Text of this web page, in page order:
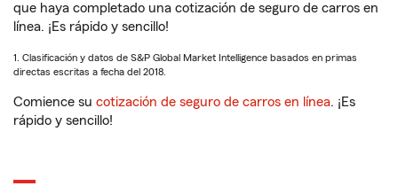
que haya completado una cotización de seguro de carros en
línea. ¡Es rápido y sencillo!
1. Clasificación y datos de S&P Global Market Intelligence basados en primas
directas escritas a fecha del 2018.
Comience su cotización de seguro de carros en línea. ¡Es
rápido y sencillo!